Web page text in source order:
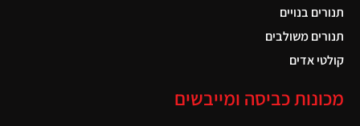
תנורים בנויים
תנורים משולבים
קולטי אדים
מכונות כביסה ומייבשים